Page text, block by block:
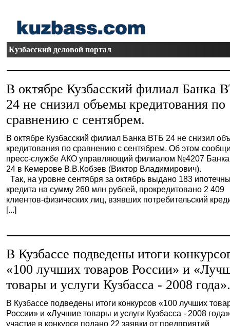
Кузбасский деловой портал
В октябре Кузбасский филиал Банка
24 не снизил объемы кредитования по
сравнению с сентябрем.
В октябре Кузбасский филиал Банка ВТБ 24 не снизил
кредитования по сравнению с сентябрем. Об этом
пресс-службе АКО управляющий филиалом №4207
24 в Кемерове В.В.Кобзев (Виктор Владимирович).
Так, на уровне сентября за октябрь выдано 183
кредита на сумму 260 млн рублей, прокредитовано 2 409
клиентов-физических лиц, взявших потребительский
[...]
В Кузбассе подведены итоги
«100 лучших товаров России» и
товары и услуги Кузбасса - 2008
В Кузбассе подведены итоги конкурсов «100 лучших
России» и «Лучшие товары и услуги Кузбасса - 2008
участие в конкурсе подано 22 заявки от предприятий